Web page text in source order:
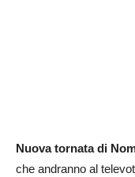
Nuova tornata di
che andranno al